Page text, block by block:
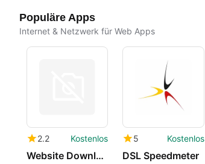
Populäre Apps
Internet & Netzwerk für Web Apps
2.2 Kostenlos
Website Downloader
5 Kostenlos
DSL Speedmeter